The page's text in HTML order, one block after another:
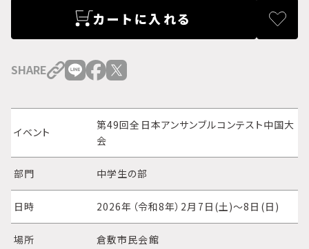
カートに入れる
SHARE
イベント
第49回全日本アンサンブルコンテスト中国大
会
部門 中学生の部
日時 2026年（令和8年）2月7日(土)～8日(日)
場所 倉敷市民会館